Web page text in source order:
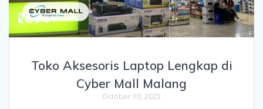
Toko Aksesoris Laptop Lengkap di
Cyber Mall Malang
October 10, 2025